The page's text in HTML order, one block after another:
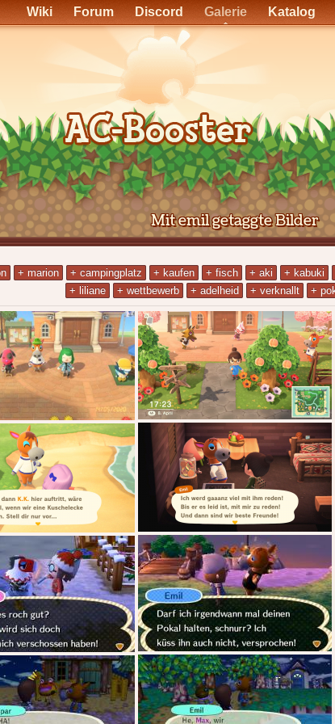
Wiki Forum Discord Galerie Katalog
Mit emil getaggte Bilder
+ marion + campingplatz + kaufen + fisch + aki
+ kabuki
+ liliane
+ wettbewerb + adelheid + verknallt +